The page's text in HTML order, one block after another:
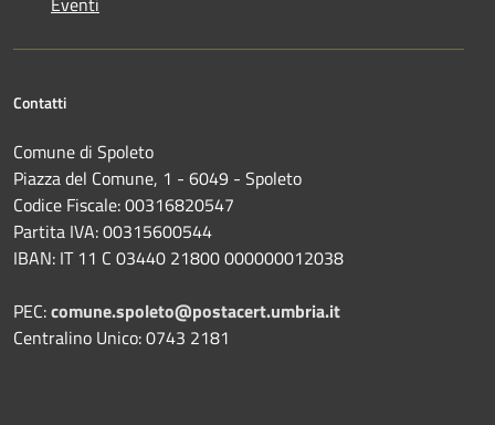
Contatti
Comune di Spoleto
Piazza del Comune, 1 - 6049 - Spoleto
Codice Fiscale: 00316820547
Partita IVA: 00315600544
IBAN: IT 11 C 03440 21800 000000012038
PEC:comune.spoleto@postacert.umbria.it
Centralino Unico: 0743 2181